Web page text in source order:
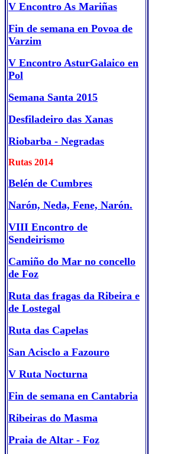
V Encontro As Mariñas
Fin de semana en Povoa de
Varzim
V Encontro AsturGalaico en
Pol
Semana Santa 2015
Desfiladeiro das Xanas
Riobarba - Negradas
Rutas 2014
Belén de Cumbres
Narón, Neda, Fene, Narón.
VIII Encontro de
Sendeirismo
Camiño do Mar no concello
de Foz
Ruta das fragas da Ribeira e
de Lostegal
Ruta das Capelas
San Acisclo a Fazouro
V Ruta Nocturna
Fin de semana en Cantabria
Ribeiras do Masma
Praia de Altar - Foz